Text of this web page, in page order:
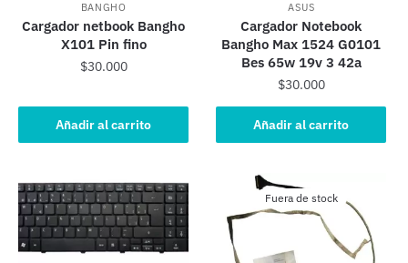
BANGHO
Cargador netbook Bangho
X101 Pin fino
$30.000
Añadir al carrito
ASUS
Cargador Notebook
Bangho Max 1524 G0101
Bes 65w 19v 3 42a
$30.000
Añadir al carrito
Fuera de stock